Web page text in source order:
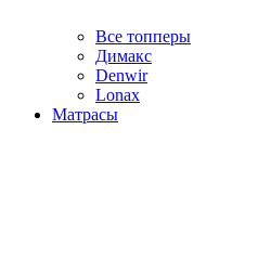
Все топперы
Димакс
Denwir
Lonax
Матрасы